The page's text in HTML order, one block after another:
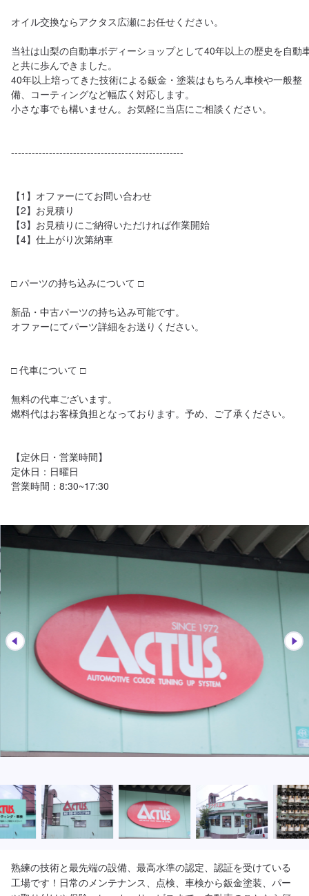
オイル交換ならアクタス広瀬にお任せください。
当社は山梨の自動車ボディーショップとして40年以上の歴史を自動
と共に歩んできました。
40年以上培ってきた技術による鈑金・塗装はもちろん車検や一般整
備、コーティングなど幅広く対応します。
小さな事でも構いません。お気軽に当店にご相談ください。
--------------------------------------------------
【1】オファーにてお問い合わせ
【2】お見積り
【3】お見積りにご納得いただければ作業開始
【4】仕上がり次第納車
□ パーツの持ち込みについて □
新品・中古パーツの持ち込み可能です。
オファーにてパーツ詳細をお送りください。
□ 代車について □
無料の代車ございます。
燃料代はお客様負担となっております。予め、ご了承ください。
【定休日・営業時間】
定休日：日曜日
営業時間：8:30~17:30
熟練の技術と最先端の設備、最高水準の認定、認証を受けている
工場です！日常のメンテナンス、点検、車検から鈑金塗装、パー